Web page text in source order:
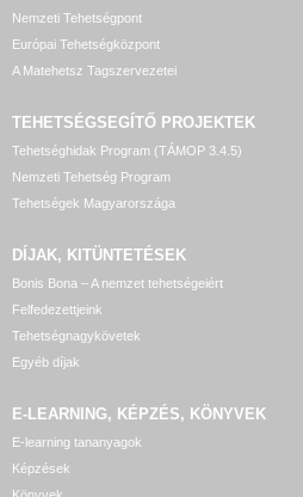
Nemzeti Tehetségpont
Európai Tehetségközpont
A Matehetsz Tagszervezetei
TEHETSÉGSEGÍTŐ PROJEKTEK
Tehetséghidak Program (TÁMOP 3.4.5)
Nemzeti Tehetség Program
Tehetségek Magyarországa
DÍJAK, KITÜNTETÉSEK
Bonis Bona – A nemzet tehetségeiért
Felfedezettjeink
Tehetségnagykövetek
Egyéb díjak
E-LEARNING, KÉPZÉS, KÖNYVEK
E-learning tananyagok
Képzések